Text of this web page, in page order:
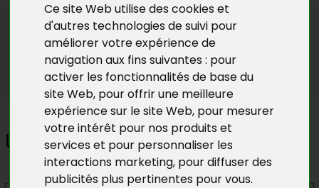
Ce site Web utilise des cookies et
d'autres technologies de suivi pour
améliorer votre expérience de
navigation aux fins suivantes : pour
activer les fonctionnalités de base du
site Web, pour offrir une meilleure
expérience sur le site Web, pour mesurer
votre intérêt pour nos produits et
services et pour personnaliser les
interactions marketing, pour diffuser des
publicités plus pertinentes pour vous.
Presse
Un jour... un soldat